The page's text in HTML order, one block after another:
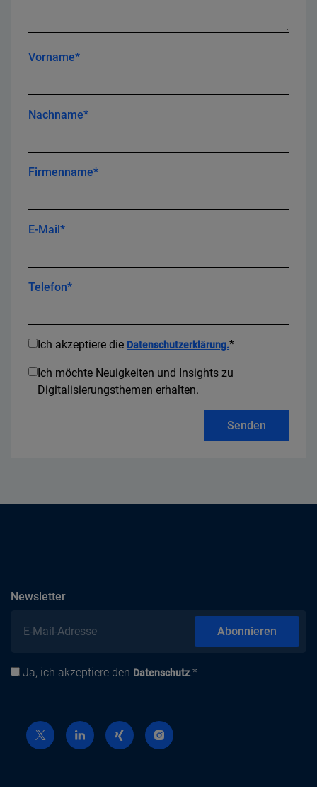
Vorname*
Nachname*
Firmenname*
E-Mail*
Telefon*
Ich akzeptiere die Datenschutzerklärung.*
Ich möchte Neuigkeiten und Insights zu
Digitalisierungsthemen erhalten.
Senden
Newsletterabonnieren
E-Mail-Adresse
Datenschutz
Ja, ich akzeptiere den Datenschutz.*
Abonnieren